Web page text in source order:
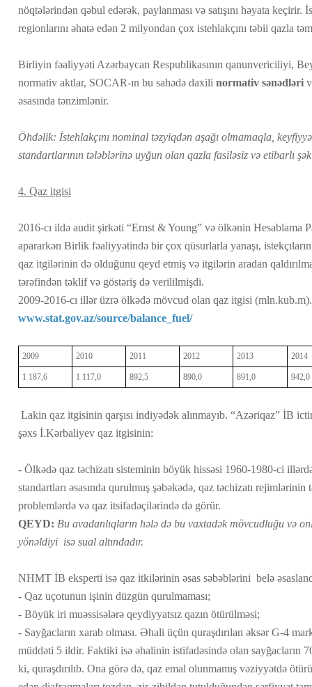
nöqtələrindən qəbul edərək, paylanması və satışını həyata
regionlarını əhatə edən 2 milyondan çox istehlakçını təbii qazla
Birliyin fəaliyyəti Azərbaycan Respublikasının qanunvericiliyi,
normativ aktlar, SOCAR-ın bu sahədə daxili normativ sənədləri
əsasında tənzimlənir.
Öhdəlik: İstehlakçını nominal təzyiqdən aşağı olmamaqla,
standartlarının tələblərinə uyğun olan qazla fasiləsiz və etibarlı
4. Qaz itgisi
2016-cı ildə audit şirkəti “Ernst & Young” və ölkənin Hesablama
apararkən Birlik fəaliyyətində bir çox qüsurlarla yanaşı,
qaz itgilərinin də olduğunu qeyd etmiş və itgilərin aradan
tərəfindən təklif və göstəriş də verililmişdi.
2009-2016-cı illər üzrə ölkədə mövcud olan qaz itgisi (mln.kub.m).
www.stat.gov.az/source/balance_fuel/
2009 2010 2011 2012 2013 2014
1 187,6 1 117,0 892,5 890,0 891,0 942,0
Lakin qaz itgisinin qarşısı indiyədək alınmayıb. “Azəriqaz” İB
şəxs İ.Kərbaliyev qaz itgisinin:
- Ölkədə qaz təchizatı sisteminin böyük hissəsi 1960-1980-ci
standartları əsasında qurulmuş şəbəkədə, qaz təchizatı
problemlərdə və qaz itsifadəçilərində də görür.
QEYD: Bu avadanlıqların hələ də bu vaxtadək mövcudluğu və
yönəldiyi isə sual altındadır.
NHMT İB eksperti isə qaz itkilərinin əsas səbəblərini belə
- Qaz uçotunun işinin düzgün qurulmaması;
- Böyük iri muəssisələrə qeydiyyatsız qazın ötürülməsi;
- Sayğacların xarab olması. Əhali üçün quraşdırılan əksər G-4
müddəti 5 ildir. Faktiki isə əhalinin istifadəsində olan sayğacların
ki, quraşdırılıb. Ona görə də, qaz emal olunmamış vəziyyətdə